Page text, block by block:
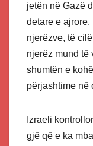
jetën në Gazë
detare e
njerëzve, të
njerëz mund të
shumtën e
përjashtime në
Izraeli
gjë që e ka